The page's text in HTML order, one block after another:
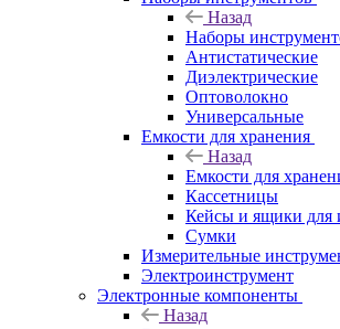
Назад
Наборы
Антистатические
Диэлектрические
Оптоволокно
Универсальные
Емкости для хранения
Назад
Емкости для
Кассетницы
Кейсы и ящики для
Сумки
Измерительные
Электроинструмент
Электронные компоненты
Назад